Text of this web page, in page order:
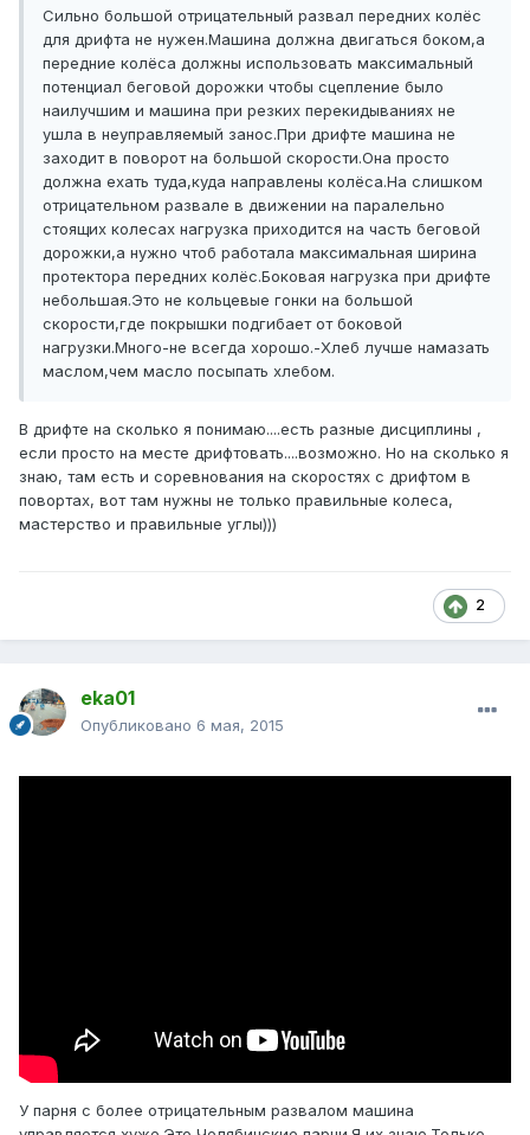
Сильно большой отрицательный развал передних колёс
для дрифта не нужен.Машина должна двигаться боком,а
передние колёса должны использовать максимальный
потенциал беговой дорожки чтобы сцепление было
наилучшим и машина при резких перекидываниях не
ушла в неуправляемый занос.При дрифте машина не
заходит в поворот на большой скорости.Она просто
должна ехать туда,куда направлены колёса.На слишком
отрицательном развале в движении на паралельно
стоящих колесах нагрузка приходится на часть беговой
дорожки,а нужно чтоб работала максимальная ширина
протектора передних колёс.Боковая нагрузка при дрифте
небольшая.Это не кольцевые гонки на большой
скорости,где покрышки подгибает от боковой
нагрузки.Много-не всегда хорошо.-Хлеб лучше намазать
маслом,чем масло посыпать хлебом.
В дрифте на сколько я понимаю....есть разные дисциплины ,
если просто на месте дрифтовать....возможно. Но на сколько я
знаю, там есть и соревнования на скоростях с дрифтом в
повортах, вот там нужны не только правильные колеса,
мастерство и правильные углы)))
2
eka01
Опубликовано 6 мая, 2015
У парня с более отрицательным развалом машина